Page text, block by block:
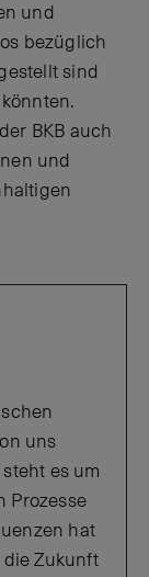
und
bezüglich
sind
BKB auch
und
uns
es um
Prozesse
hat
Zukunft